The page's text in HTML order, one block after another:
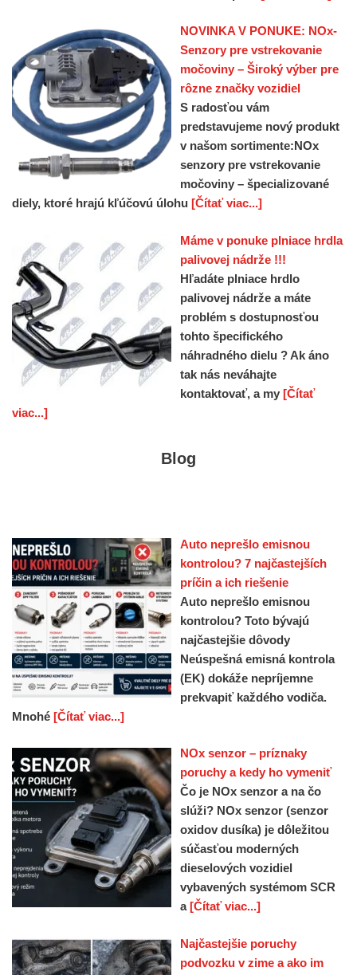
NOVINKA V PONUKE: NOx-
Senzory pre vstrekovanie
močoviny – Široký výber pre
rôzne značky vozidiel
S radosťou vám
predstavujeme nový produkt
v našom sortimente:NOx
senzory pre vstrekovanie
močoviny – špecializované
diely, ktoré hrajú kľúčovú úlohu [Čítať viac...]
Máme v ponuke plniace hrdla
palivovej nádrže !!!
Hľadáte plniace hrdlo
palivovej nádrže a máte
problém s dostupnosťou
tohto špecifického
náhradného dielu ? Ak áno
tak nás neváhajte
kontaktovať, a my[Čítať
viac...]
Blog
Auto neprešlo emisnou
kontrolou? 7 najčastejších
príčin a ich riešenie
Auto neprešlo emisnou
kontrolou? Toto bývajú
najčastejšie dôvody
Neúspešná emisná kontrola
(EK) dokáže nepríjemne
prekvapiť každého vodiča.
Mnohé [Čítať viac...]
NOx senzor – príznaky
poruchy a kedy ho vymeniť
Čo je NOx senzor a na čo
slúži? NOx senzor (senzor
oxidov dusíka) je dôležitou
súčasťou moderných
dieselových vozidiel
vybavených systémom SCR
a [Čítať viac...]
Najčastejšie poruchy
podvozku v zime a ako im